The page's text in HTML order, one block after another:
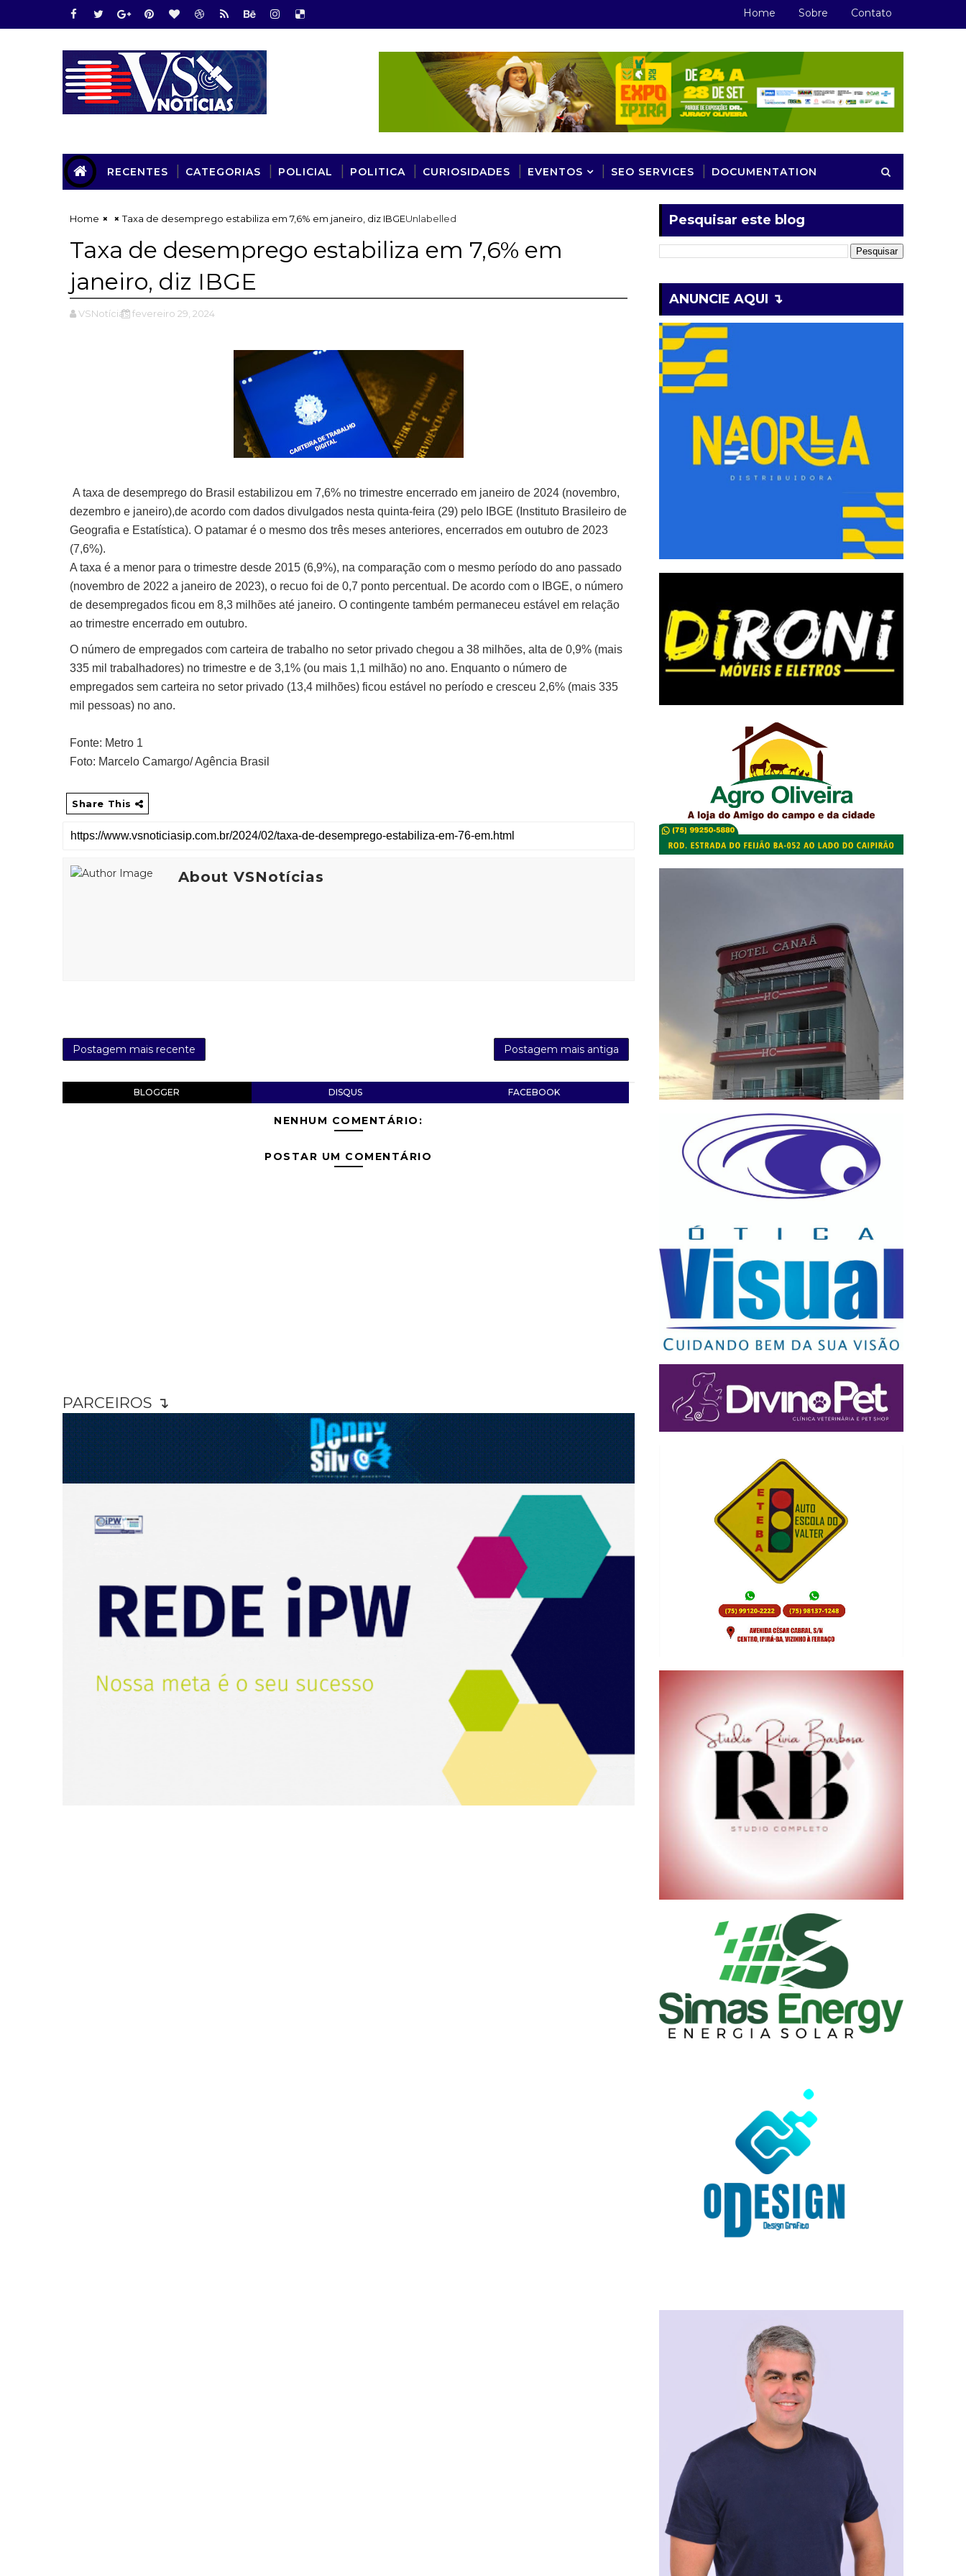
Home Sobre Contato
RECENTES CATEGORIAS POLICIAL POLITICA CURIOSIDADES EVENTOS SEO SERVICES DOCUMENTATION
Home Unlabelled
Taxa de desemprego estabiliza em 7,6% em janeiro, diz IBGE
Taxa de desemprego estabiliza em 7,6% em
janeiro, diz IBGE
VSNotícias fevereiro 29, 2024
A taxa de desemprego do Brasil estabilizou em 7,6% no trimestre encerrado em janeiro de 2024 (novembro,
dezembro e janeiro),de acordo com dados divulgados nesta quinta-feira (29) pelo IBGE (Instituto Brasileiro de
Geografia e Estatística). O patamar é o mesmo dos três meses anteriores, encerrados em outubro de 2023
(7,6%).
A taxa é a menor para o trimestre desde 2015 (6,9%), na comparação com o mesmo período do ano passado
(novembro de 2022 a janeiro de 2023), o recuo foi de 0,7 ponto percentual. De acordo com o IBGE, o número
de desempregados ficou em 8,3 milhões até janeiro. O contingente também permaneceu estável em relação
ao trimestre encerrado em outubro.
O número de empregados com carteira de trabalho no setor privado chegou a 38 milhões, alta de 0,9% (mais
335 mil trabalhadores) no trimestre e de 3,1% (ou mais 1,1 milhão) no ano. Enquanto o número de
empregados sem carteira no setor privado (13,4 milhões) ficou estável no período e cresceu 2,6% (mais 335
mil pessoas) no ano.
Fonte: Metro 1
Foto: Marcelo Camargo/ Agência Brasil
Share This
About VSNotícias
Postagem mais recente Postagem mais antiga
BLOGGER DISQUS FACEBOOK
NENHUM COMENTÁRIO:
POSTAR UM COMENTÁRIO
PARCEIROS ↴
Pesquisar este blog
ANUNCIE AQUI ↴